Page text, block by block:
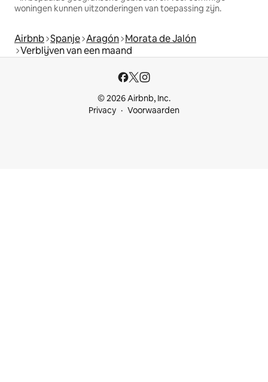
woningen kunnen uitzonderingen van toepassing zijn.
Airbnb Spanje Aragón Morata de Jalón
Verblijven van een maand
© 2026 Airbnb, Inc.
Privacy
Voorwaarden